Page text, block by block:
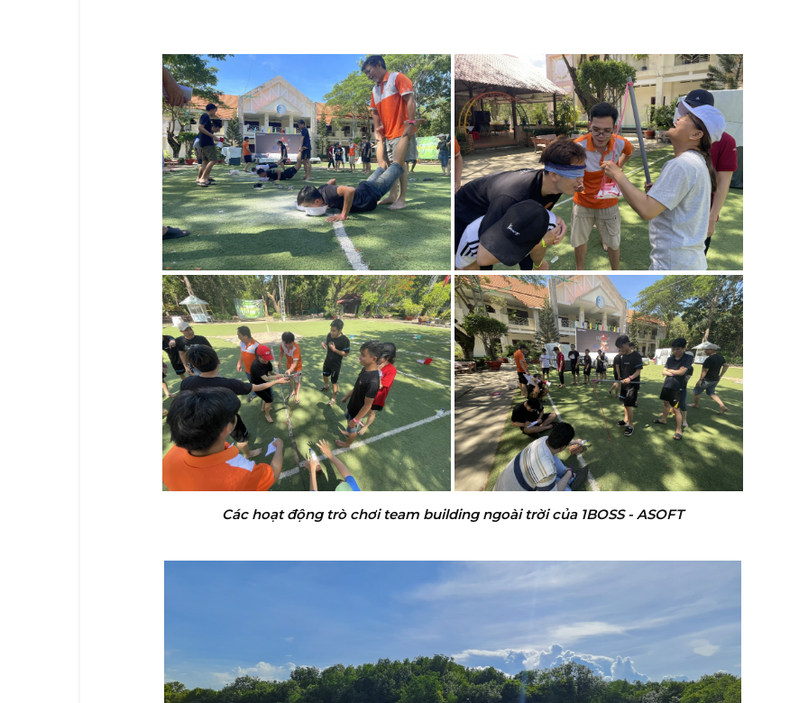
Các hoạt động trò chơi team building ngoài trời của 1BOSS - ASOFT